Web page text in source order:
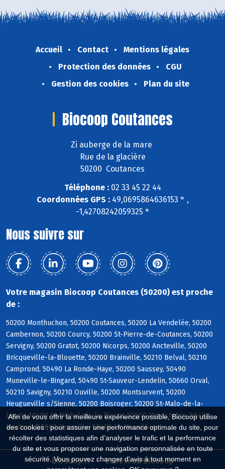
Afin de vous offrir la meilleure expérience possible, Biocoop utilise
des cookies : pour assurer une performance optimale du site, pour
récolter des statistiques afin d'analyser le trafic et la performance
du site et vous proposer une navigation personnalisée en toute
sécurité. Vous pouvez changer d'avis à tout moment en
Accueil Contact
Mentions légales
Protection des données
CGU
Gestion des cookies
Plan du site
Biocoop Coutances
Zi auberge de la mare
Rue de la glacière
50200 Coutances
Téléphone :02 33 45 22 44
Coordonnées GPS :49,0695864636153 ° ,
-1,42708242059325 °
Nous suivre sur
Votre magasin Biocoop Coutances (50200) est proche
de :
50200 Monthuchon, 50200 Coutances, 50200 La Vendelée, 50200
Cambernon, 50200 Courcy, 50200 St-Pierre-de-Coutances, 50200
Servigny, 50200 Gratot, 50200 Nicorps, 50200 Ancteville, 50200
Bricqueville-la-Blouette, 50200 Brainville, 50210 Belval, 50210
Camprond, 50490 La Ronde-Haye, 50200 Saussey, 50490
Muneville-le-Bingard, 50490 St-Sauveur-Lendelin, 50660 Orval,
50210 Savigny, 50210 Ouville, 50200 Montsurvent, 50200
Heugueville s/Sienne, 50200 Boisroger, 50200 St-Malo-de-la-
Lande, 50490 St-Michel-de-la-Pierre, 50660 Montchaton, 50490
Montcuit, 50660 Hyenville, 50490 Le Mesnilbus
Biocoop.fr Le réseau Biocoop